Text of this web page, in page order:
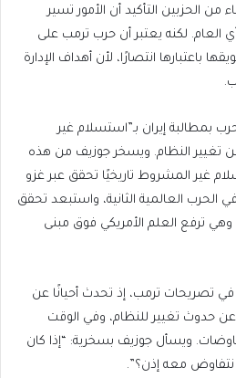
الحزبين التأكيد أن الأمور تسير
العام. لكنه يعتبر أن حرب ترمب على
باعتبارها انتصارًا، لأن أهداف الإدارة
بمطالبة إيران بـ”استسلام غير
تغيير النظام. ويسخر جوزيف من هذه
غير المشروط تاريخيًا تحقق عبر غزو
العالمية الثانية، واستبعد تحقق
وهي ترفع العلم الأمريكي فوق مبنى
تصريحات ترمب، إذ تحدث أحيانًا عن
عن حدوث تغيير للنظام، وفي الوقت
ويسأل جوزيف بسخرية: “إذا كان
معه إذن؟”.